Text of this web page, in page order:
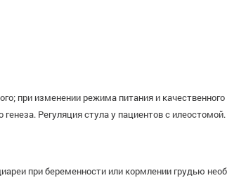
при изменении режима питания и
Регуляция стула у пациентов с илеостомой.
при беременности или кормлении грудью